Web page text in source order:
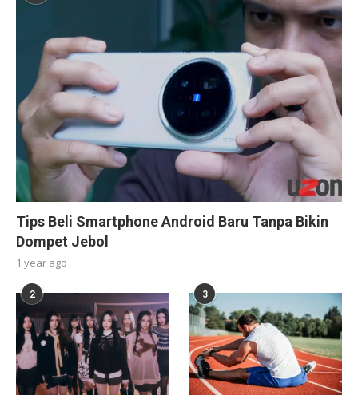
Tips Beli Smartphone Android Baru Tanpa Bikin
Dompet Jebol
1 year ago
2 3